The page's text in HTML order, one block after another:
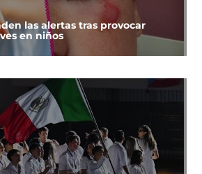
las alertas tras provocar
en niños